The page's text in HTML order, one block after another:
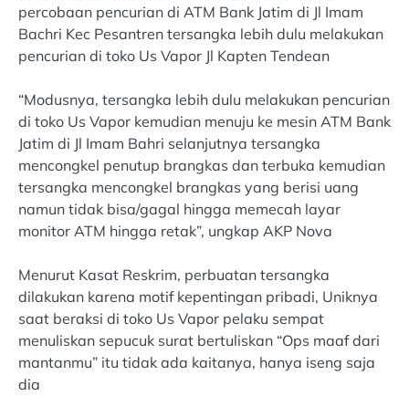
percobaan pencurian di ATM Bank Jatim di Jl Imam
Bachri Kec Pesantren tersangka lebih dulu melakukan
pencurian di toko Us Vapor Jl Kapten Tendean
“Modusnya, tersangka lebih dulu melakukan pencurian
di toko Us Vapor kemudian menuju ke mesin ATM Bank
Jatim di Jl Imam Bahri selanjutnya tersangka
mencongkel penutup brangkas dan terbuka kemudian
tersangka mencongkel brangkas yang berisi uang
namun tidak bisa/gagal hingga memecah layar
monitor ATM hingga retak”, ungkap AKP Nova
Menurut Kasat Reskrim, perbuatan tersangka
dilakukan karena motif kepentingan pribadi, Uniknya
saat beraksi di toko Us Vapor pelaku sempat
menuliskan sepucuk surat bertuliskan “Ops maaf dari
mantanmu” itu tidak ada kaitanya, hanya iseng saja
dia